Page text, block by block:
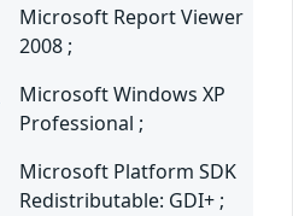
Microsoft Report Viewer
2008 ;
Microsoft Windows XP
Professional ;
Microsoft Platform SDK
Redistributable: GDI+ ;